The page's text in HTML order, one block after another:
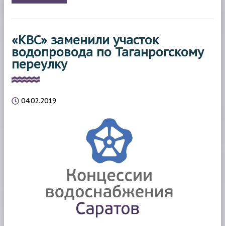
«КВС» заменили участок
водопровода по Таганрогскому
переулку
04.02.2019